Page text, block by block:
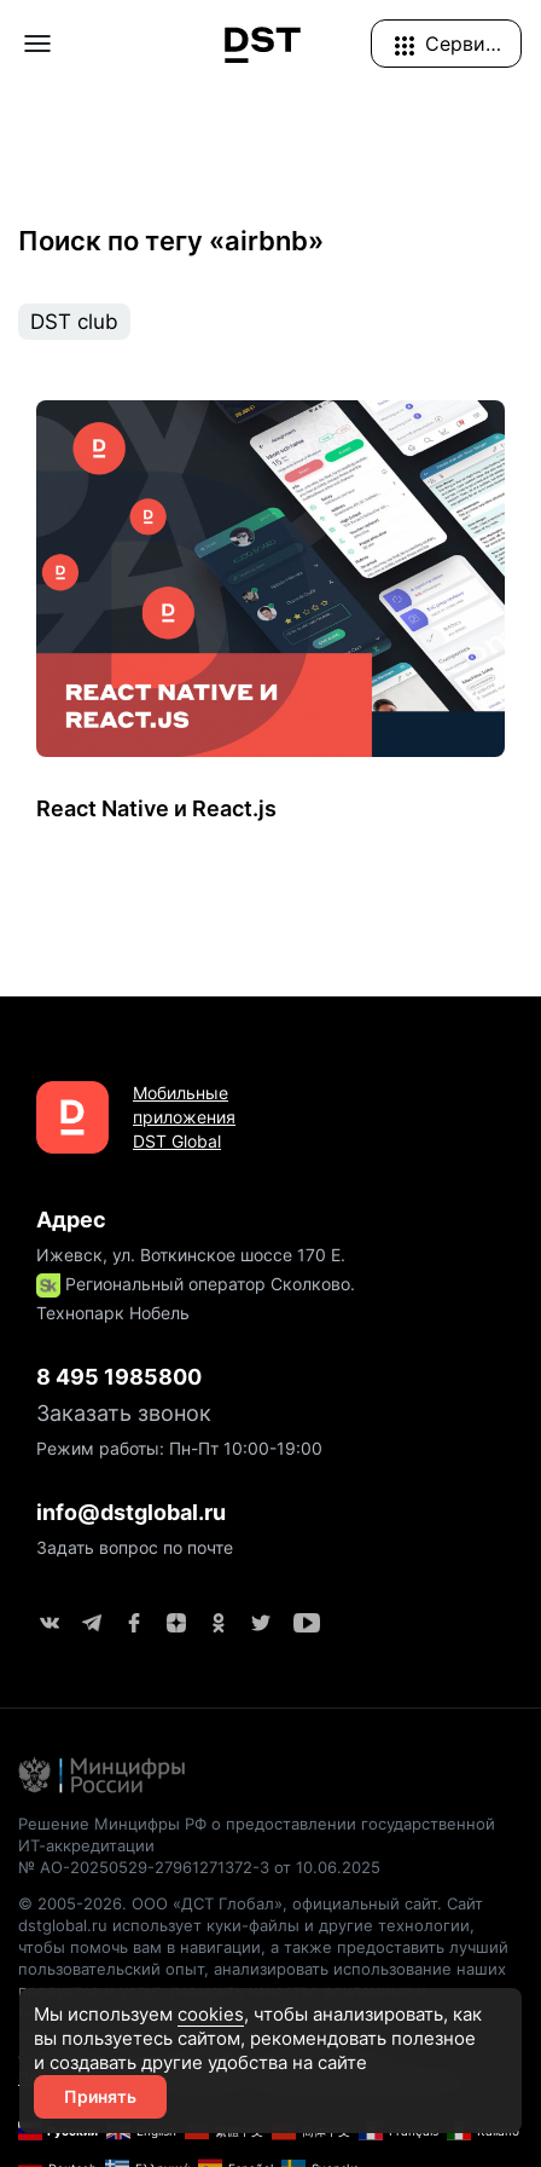
Navigation Menu Сервисы
Поиск по тегу «airbnb»
DST club
React Native и React.js
Мобильные
приложения
DST Global
Адрес
Ижевск, ул. Воткинское шоссе 170 Е.
Региональный оператор Сколково.
Технопарк Нобель
8 495 1985800
Заказать звонок
Режим работы: Пн-Пт 10:00-19:00
info@dstglobal.ru
Задать вопрос по почте
Решение Минцифры РФ о предоставлении государственной
ИТ-аккредитации
№ АО-20250529-27961271372-3 от 10.06.2025
© 2005-2026. ООО «ДСТ Глобал», официальный сайт. Сайт
dstglobal.ru использует куки-файлы и другие технологии,
чтобы помочь вам в навигации, а также предоставить лучший
пользовательский опыт, анализировать использование наших
продуктов и услуг, повысить качество рекламных и
маркетинговых активностей. Если Вы не хотите, чтобы Ваши
пользовательские данные обрабатывались, пожалуйста,
ограничьте их использование в своём браузере.
Пользовательское соглашение
Русский English 繁體中文 简体中文 Français Italiano
Мы используем cookies, чтобы анализировать, как
вы пользуетесь сайтом, рекомендовать полезное
и создавать другие удобства на сайте
Принять